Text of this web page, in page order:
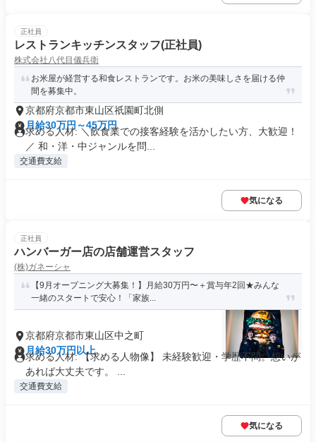
正社員
レストランキッチンスタッフ(正社員)
株式会社八代目儀兵衛
お米屋が経営する和食レストランです。お米の美味しさを届ける仲
間を募集中。
京都府京都市東山区祇園町北側
月給30万円～45万円
求める人材: ＼飲食業での接客経験を活かしたい方、大歓迎！
／ 和・洋・中ジャンルを問...
交通費支給
気になる
正社員
ハンバーガー店の店舗運営スタッフ
(株)ガネーシャ
【9月オープニング大募集！】月給30万円〜＋賞与年2回★みんな
一緒のスタートで安心！「家族...
京都府京都市東山区中之町
月給30万円以上
求める人材: 【求める人物像】 未経験歓迎・学歴不問。想いが
あれば大丈夫です。 ...
交通費支給
気になる